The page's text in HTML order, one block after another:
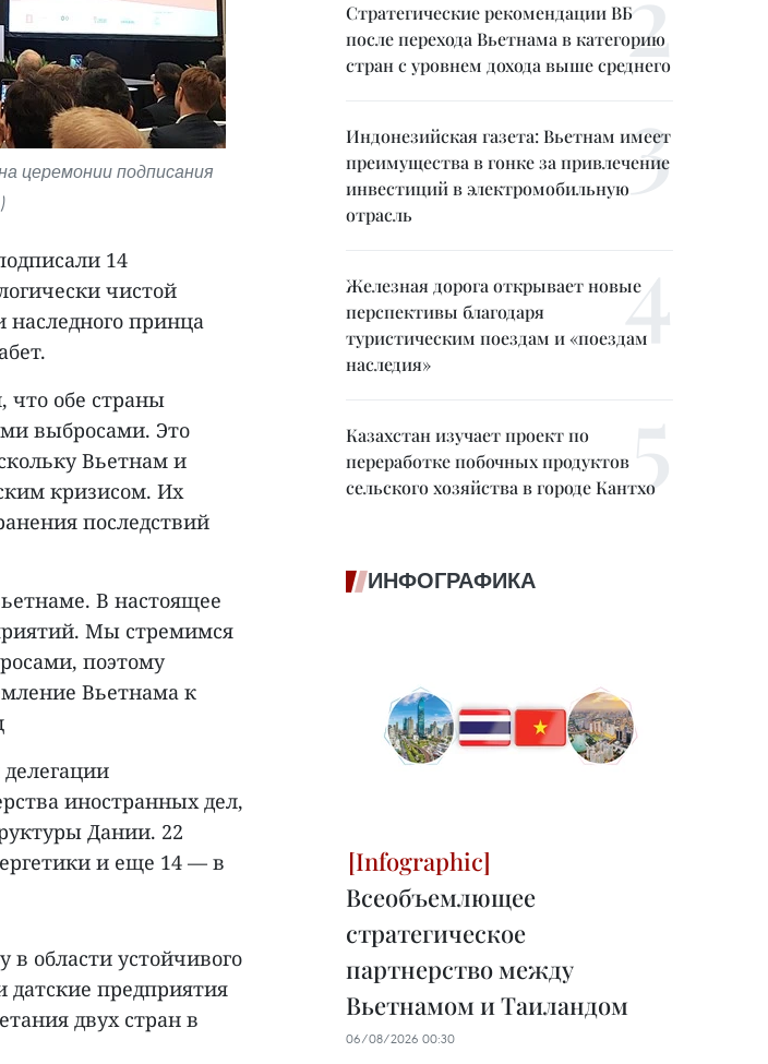
церемонии подписания
14
чистой
наследного принца
что обе страны
выбросами. Это
Вьетнам и
кризисом. Их
последствий
В настоящее
Мы стремимся
поэтому
Вьетнама к
иностранных дел,
Дании. 22
и еще 14 — в
области устойчивого
датские предприятия
двух стран в
Стратегические рекомендации ВБ
после перехода Вьетнама в категорию
стран с уровнем дохода выше среднего
Индонезийская газета: Вьетнам имеет
преимущества в гонке за привлечение
инвестиций в электромобильную
отрасль
Железная дорога открывает новые
перспективы благодаря
туристическим поездам и «поездам
наследия»
Казахстан изучает проект по
переработке побочных продуктов
сельского хозяйства в городе Кантхо
ИНФОГРАФИКА
Всеобъемлющее
стратегическое
партнерство между
Вьетнамом и Таиландом
06/08/2026 00:30